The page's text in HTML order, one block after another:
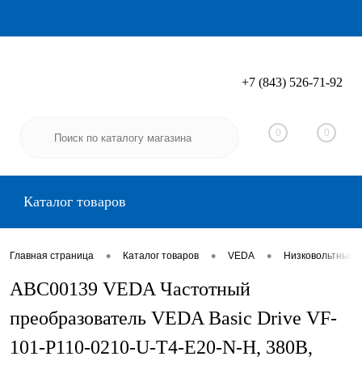
Вход Регистрация
+7 (843) 526-71-92
0 0
Каталог товаров
Главная страница • Каталог товаров • VEDA •
ABC00139 VEDA Частотный
преобразователь VEDA Basic Drive VF-
101-P110-0210-U-T4-E20-N-H, 380В,